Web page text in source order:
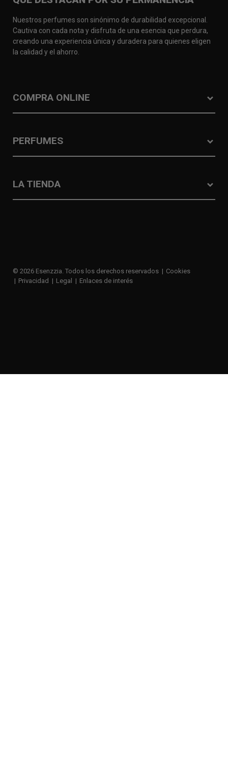
Nuestros perfumes son sinónimo de durabilidad excepcional.
Cautiva con cada nota y disfruta de una esencia que perdura,
creando una experiencia única y duradera para quienes eligen
la calidad y el ahorro.
COMPRA ONLINE
PERFUMES
LA TIENDA
© 2026 Esenzzia. Todos los derechos reservados
Cookies
Privacidad
Legal Enlaces de interés